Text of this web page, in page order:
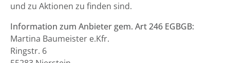
und zu Aktionen zu finden sind.
Information zum Anbieter gem. Art 246 EGBGB:
Martina Baumeister e.Kfr.
Ringstr. 6